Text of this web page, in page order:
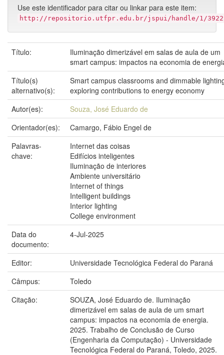
Use este identificador para citar ou linkar para este item:
http://repositorio.utfpr.edu.br/jspui/handle/1/
Título:
Iluminação dimerizável em salas de aula de um
smart campus: impactos na economia de
Título(s)
alternativo(s):
Smart campus classrooms and dimmable
exploring contributions to energy economy
Autor(es):
Souza, José Eduardo de
Orientador(es):
Camargo, Fábio Engel de
Palavras-
chave:
Internet das coisas
Edifícios inteligentes
Iluminação de interiores
Ambiente universitário
Internet of things
Intelligent buildings
Interior lighting
College environment
Data do
documento:
4-Jul-2025
Editor:
Universidade Tecnológica Federal do Paraná
Câmpus:
Toledo
Citação:
SOUZA, José Eduardo de. Iluminação
dimerizável em salas de aula de um smart
campus: impactos na economia de energia.
2025. Trabalho de Conclusão de Curso
(Engenharia da Computação) - Universidade
Tecnológica Federal do Paraná, Toledo, 2025.